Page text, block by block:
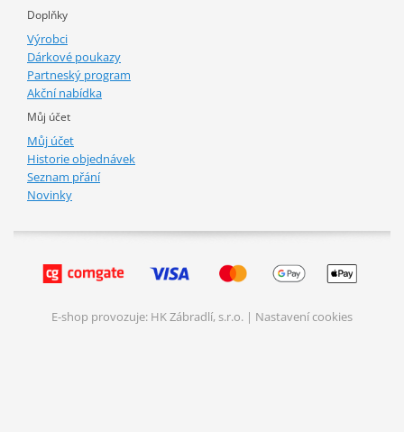
Doplňky
Výrobci
Dárkové poukazy
Partneský program
Akční nabídka
Můj účet
Můj účet
Historie objednávek
Seznam přání
Novinky
E-shop provozuje: HK Zábradlí, s.r.o. | Nastavení cookies